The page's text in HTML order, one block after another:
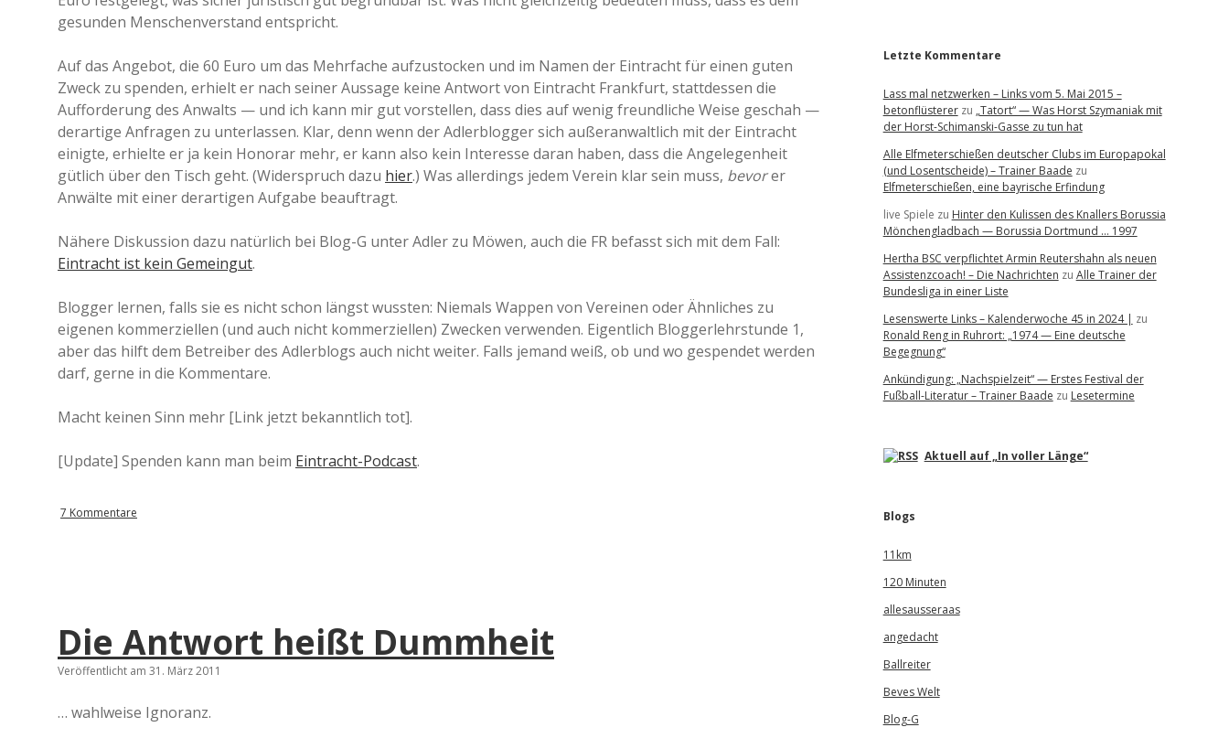
a
a
d
gesunden Menschenverstand entspricht.
Auf das Angebot, die 60 Euro um das Mehrfache aufzustocken und im Namen der Eintracht für einen guten
Zweck zu spenden, erhielt er nach seiner Aussage keine Antwort von Eintracht Frankfurt, stattdessen die
Aufforderung des Anwalts — und ich kann mir gut vorstellen, dass dies auf wenig freundliche Weise geschah —
derartige Anfragen zu unterlassen. Klar, denn wenn der Adlerblogger sich außeranwaltlich mit der Eintracht
einigte, erhielte er ja kein Honorar mehr, er kann also kein Interesse daran haben, dass die Angelegenheit
gütlich über den Tisch geht. (Widerspruch dazu hier.) Was allerdings jedem Verein klar sein muss, bevorer
Anwälte mit einer derartigen Aufgabe beauftragt.
Nähere Diskussion dazu natürlich bei Blog-G unter Adler zu Möwen, auch die FR befasst sich mit dem Fall:
Eintracht ist kein Gemeingut.
Blogger lernen, falls sie es nicht schon längst wussten: Niemals Wappen von Vereinen oder Ähnliches zu
eigenen kommerziellen (und auch nicht kommerziellen) Zwecken verwenden. Eigentlich Bloggerlehrstunde 1,
aber das hilft dem Betreiber des Adlerblogs auch nicht weiter. Falls jemand weiß, ob und wo gespendet werden
darf, gerne in die Kommentare.
Macht keinen Sinn mehr [Link jetzt bekanntlich tot].
[Update] Spenden kann man beim Eintracht-Podcast.
7 Kommentare
Die Antwort heißt Dummheit
Veröffentlicht am 31. März 2011
… wahlweise Ignoranz.
Letzte Kommentare
Lass mal netzwerken – Links vom 5. Mai 2015 –
betonflüstererzu „Tatort“ — Was Horst Szymaniak mit
der Horst-Schimanski-Gasse zu tun hat
Alle Elfmeterschießen deutscher Clubs im Europapokal
(und Losentscheide) – Trainer Baade zu
Elfmeterschießen, eine bayrische Erfindung
live Spiele zu Hinter den Kulissen des Knallers Borussia
Mönchengladbach — Borussia Dortmund … 1997
Hertha BSC verpflichtet Armin Reutershahn als neuen
Assistenzcoach! – Die Nachrichten zu Alle Trainer der
Bundesliga in einer Liste
Lesenswerte Links – Kalenderwoche 45 in 2024 | zu
Ronald Reng in Ruhrort: „1974 — Eine deutsche
Begegnung“
Ankündigung: „Nachspielzeit“ — Erstes Festival der
Fußball-Literatur – Trainer Baade zu Lesetermine
Aktuell auf „In voller Länge“
Blogs
11km
120 Minuten
allesausseraas
angedacht
Ballreiter
Beves Welt
Blog-G